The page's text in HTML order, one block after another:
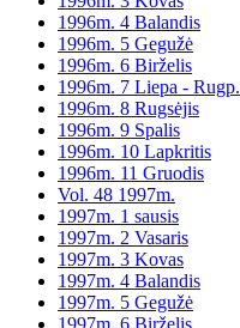
1996m. 4 Balandis
1996m. 5 Gegužė
1996m. 6 Birželis
1996m. 7 Liepa - Rugp.
1996m. 8 Rugsėjis
1996m. 9 Spalis
1996m. 10 Lapkritis
1996m. 11 Gruodis
Vol. 48 1997m.
1997m. 1 sausis
1997m. 2 Vasaris
1997m. 3 Kovas
1997m. 4 Balandis
1997m. 5 Gegužė